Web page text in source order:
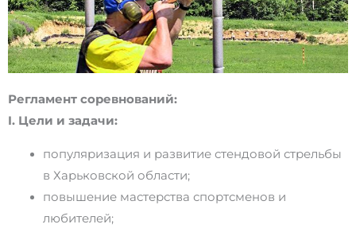
Регламент соревнований:
I. Цели и задачи:
популяризация и развитие стендовой стрельбы
в Харьковской области;
повышение мастерства спортсменов и
любителей;